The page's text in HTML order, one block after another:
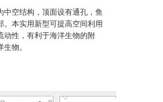
中空结构，顶面设有通孔，鱼
。本实用新型可提高空间利用
动性，有利于海洋生物的附
物。